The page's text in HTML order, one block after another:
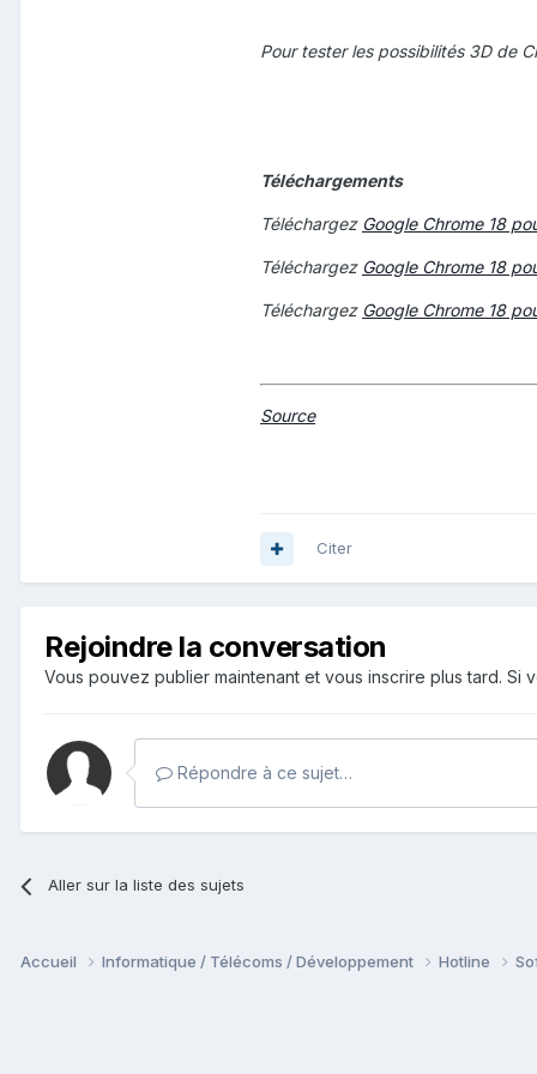
Pour tester les possibilités 3D de
Téléchargements
Téléchargez Google Chrome 18
Téléchargez Google Chrome 18
Téléchargez Google Chrome 18
Source
Citer
Rejoindre la conversation
Vous pouvez publier maintenant et vous inscrire plus tard. Si
Répondre à ce sujet…
Aller sur la liste des sujets
Accueil Informatique / Télécoms / Développement Hotline